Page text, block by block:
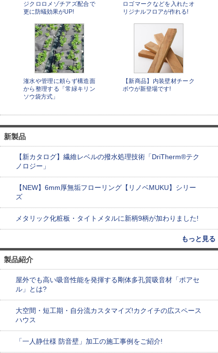
ジクロロメゾチアズ配合で
更に防蟻効果がUP!
ロゴマークなどを入れたオ
リジナルフロアが作れる!
潅水や管理に頼らず構造面
から整理する「常緑キリン
ソウ袋方式」
【新商品】内装壁材チーク
ボウが新登場です!
新製品
【新カタログ】繊維レベルの撥水処理技術「DriTherm®テク
ノロジー」
【NEW】6mm厚無垢フローリング【リノベMUKU】シリー
ズ
メタリック化粧板・タイトメタルに新柄9柄が加わりました!
もっと見る
製品紹介
屋外でも高い吸音性能を発揮する剛体多孔質吸音材「ポアセ
ル」とは?
大空間・短工期・自分流カスタマイズ!カクイチの広スペース
ハウス
「一人静仕様 防音壁」加工の施工事例をご紹介!